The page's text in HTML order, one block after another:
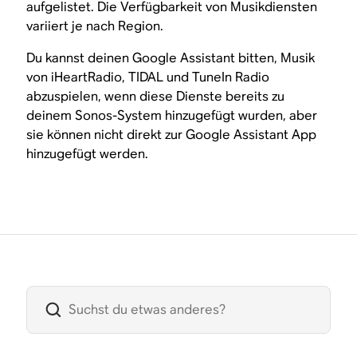
aufgelistet. Die Verfügbarkeit von Musikdiensten
variiert je nach Region.
Du kannst deinen Google Assistant bitten, Musik
von iHeartRadio, TIDAL und TuneIn Radio
abzuspielen, wenn diese Dienste bereits zu
deinem Sonos-System hinzugefügt wurden, aber
sie können nicht direkt zur Google Assistant App
hinzugefügt werden.